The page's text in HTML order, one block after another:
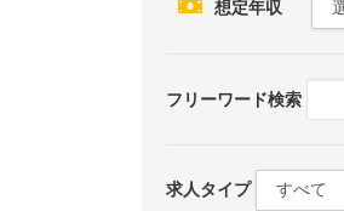
想定年収
フリーワード検索
求人タイプ